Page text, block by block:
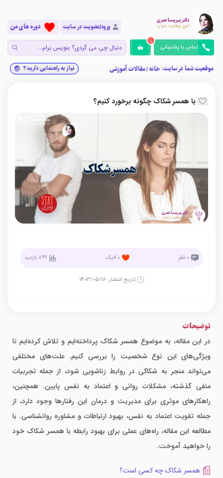
ورود|عضویت در سایت دوره های من
تماس با پشتیبانی
0
موقعیت شما در سایت: خانه/مقالات آموزشی نیاز به راهنمایی دارید؟
با همسر شکاک چگونه برخورد کنیم؟
0 نظر 0 لایک 899 بازدید
تاریخ انتشار: 1403/05/16
توضیحات
در این مقاله، به موضوع همسر شکاک پرداخته‌ایم و تلاش کرده‌ایم تا
ویژگی‌های این نوع شخصیت را بررسی کنیم. علت‌های مختلفی
می‌تواند منجر به شکاکی در روابط زناشویی شود، از جمله تجربیات
منفی گذشته، مشکلات روانی و اعتماد به نفس پایین. همچنین،
راهکارهای موثری برای مدیریت و درمان این رفتارها وجود دارد، از
جمله تقویت اعتماد به نفس، بهبود ارتباطات و مشاوره روانشناسی. با
مطالعه این مقاله، راه‌های عملی برای بهبود رابطه با همسر شکاک خود
را خواهید آموخت.
همسر شکاک چه کسی است؟